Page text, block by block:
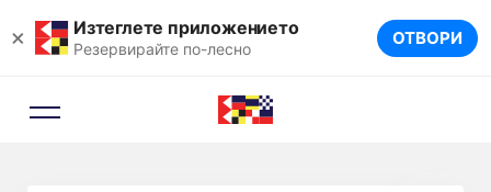
× Изтеглете приложението
Резервирайте по-лесно ОТВОРИ